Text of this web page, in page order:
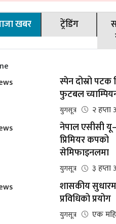
खबर ट्रेंडिंग
स्पेन दोस्रो पटक
फुटबल
युगसूत्र २ हप्ता
नेपाल एसीसी
प्रिमियर कपको
सेमिफाइनलमा
युगसूत्र ३ हप्ता
शासकीय
प्रविधिको प्रयोग
युगसूत्र एक